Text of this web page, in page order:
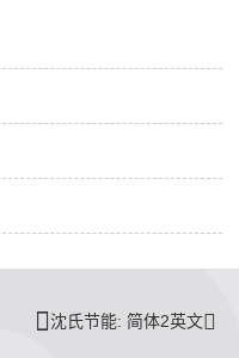
沈氏节能: 简体2英文